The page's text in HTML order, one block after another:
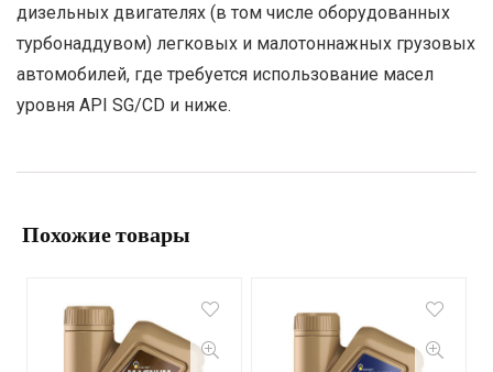
дизельных двигателях (в том числе оборудованных
турбонаддувом) легковых и малотоннажных грузовых
автомобилей, где требуется использование масел
уровня API SG/CD и ниже.
Похожие товары